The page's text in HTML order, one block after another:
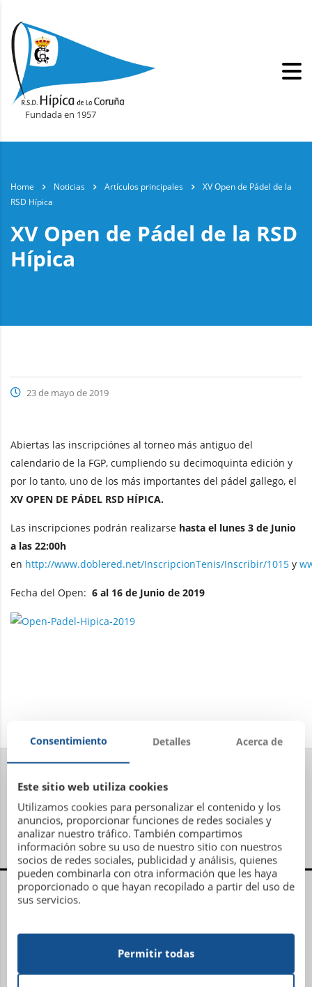
Fundada en 1957
Home Noticias Artículos principales
XV Open de Pádel de la
RSD Hípica
XV Open de Pádel de la RSD
Hípica
23 de mayo de 2019
Abiertas las inscripciónes al torneo más antiguo del
calendario de la FGP, cumpliendo su decimoquinta edición y
por lo tanto, uno de los más importantes del pádel gallego, el
XV OPEN DE PÁDEL RSD HÍPICA.
Las inscripciones podrán realizarse hasta el lunes 3 de Junio
a las 22:00h
en http://www.doblered.net/InscripcionTenis/Inscribir/1015 y
Fecha del Open: 6 al 16 de Junio de 2019
Centro Administrativo, Social y Deportivo
15001 La Coruña
Teléfono: 981 21 81 81
Email:administracion@sdhipicalacoruna.com
Consentimiento Detalles Acerca de
Este sitio web utiliza cookies
Utilizamos cookies para personalizar el contenido y los
anuncios, proporcionar funciones de redes sociales y
analizar nuestro tráfico. También compartimos
información sobre su uso de nuestro sitio con nuestros
socios de redes sociales, publicidad y análisis, quienes
pueden combinarla con otra información que les haya
proporcionado o que hayan recopilado a partir del uso de
sus servicios.
Permitir todas